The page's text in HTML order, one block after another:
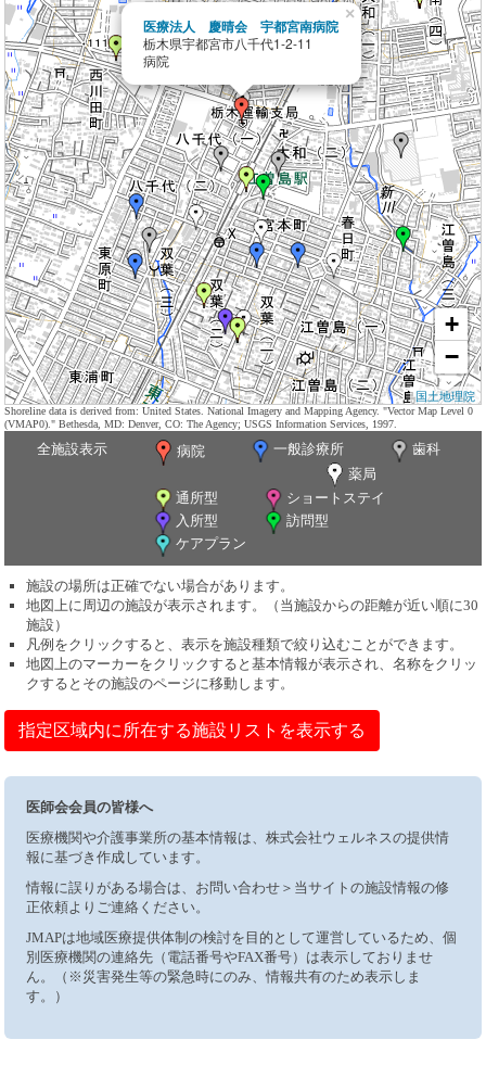
医療法人 慶晴会 宇都宮南病院
栃木県宇都宮市八千代1-2-11
病院
×
+
−
国土地理院
Shoreline data is derived from: United States. National Imagery and Mapping Agency. "Vector Map Level 0
(VMAP0)." Bethesda, MD: Denver, CO: The Agency; USGS Information Services, 1997.
全施設表示 病院 一般診療所
歯科
薬局
通所型
ショートステイ
入所型
訪問型
ケアプラン
施設の場所は正確でない場合があります。
地図上に周辺の施設が表示されます。（当施設からの距離が近い順に30
施設）
凡例をクリックすると、表示を施設種類で絞り込むことができます。
地図上のマーカーをクリックすると基本情報が表示され、名称をクリッ
クするとその施設のページに移動します。
指定区域内に所在する施設リストを表示する
医師会会員の皆様へ
医療機関や介護事業所の基本情報は、株式会社ウェルネスの提供情
報に基づき作成しています。
情報に誤りがある場合は、お問い合わせ＞当サイトの施設情報の修
正依頼よりご連絡ください。
JMAPは地域医療提供体制の検討を目的として運営しているため、個
別医療機関の連絡先（電話番号やFAX番号）は表示しておりませ
ん。（※災害発生等の緊急時にのみ、情報共有のため表示しま
す。）